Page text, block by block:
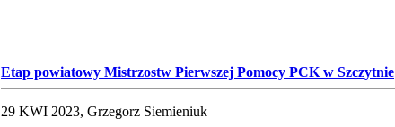
Etap powiatowy Mistrzostw Pierwszej Pomocy PCK w Szczytnie
29 KWI 2023, Grzegorz Siemieniuk